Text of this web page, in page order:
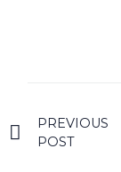
PREVIOUS
POST